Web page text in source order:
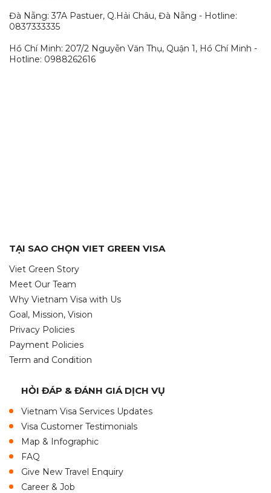
Đà Nẵng: 37A Pastuer, Q.Hải Châu, Đà Nẵng - Hotline:
0837333335
Hồ Chí Minh: 207/2 Nguyễn Văn Thụ, Quận 1, Hồ Chí Minh -
Hotline: 0988262616
TẠI SAO CHỌN VIET GREEN VISA
Viet Green Story
Meet Our Team
Why Vietnam Visa with Us
Goal, Mission, Vision
Privacy Policies
Payment Policies
Term and Condition
HỎI ĐÁP & ĐÁNH GIÁ DỊCH VỤ
Vietnam Visa Services Updates
Visa Customer Testimonials
Map & Infographic
FAQ
Give New Travel Enquiry
Career & Job